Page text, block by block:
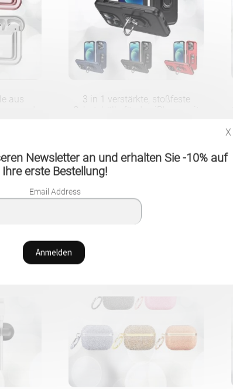
aus
und
3 in 1 verstärkte, stoßfeste
Schutzhülle für das iPhone mit
X
Newsletter an und erhalten Sie -10% auf
Ihre erste Bestellung!
Email Address